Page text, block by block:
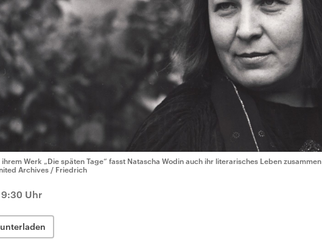
ihrem Werk „Die späten Tage“ fasst Natascha Wodin auch ihr literarisches Leben zusammen
Archives / Friedrich
Uhr